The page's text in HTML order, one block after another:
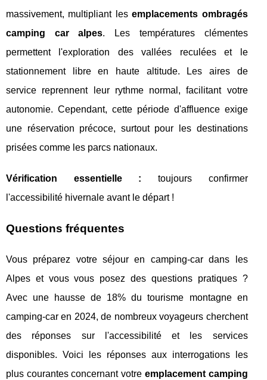
massivement, multipliant lesemplacements ombragés
camping car alpes. Les températures clémentes
permettent l'exploration des vallées reculées et le
stationnement libre en haute altitude. Les aires de
service reprennent leur rythme normal, facilitant votre
autonomie. Cependant, cette période d'affluence exige
une réservation précoce, surtout pour les destinations
prisées comme les parcs nationaux.
Vérification essentielle : toujours confirmer
l'accessibilité hivernale avant le départ !
Questions fréquentes
Vous préparez votre séjour en camping-car dans les
Alpes et vous vous posez des questions pratiques ?
Avec une hausse de 18% du tourisme montagne en
camping-car en 2024, de nombreux voyageurs cherchent
des réponses sur l'accessibilité et les services
disponibles. Voici les réponses aux interrogations les
plus courantes concernant votre emplacement camping